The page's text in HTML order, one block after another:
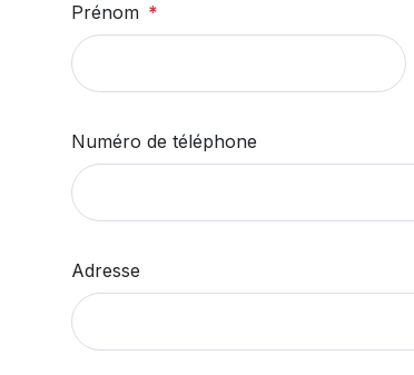
Prénom
Numéro de téléphone
Adresse